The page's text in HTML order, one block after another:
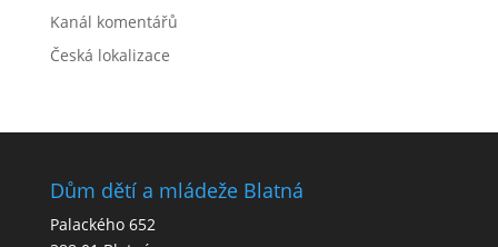
Kanál komentářů
Česká lokalizace
Dům dětí a mládeže Blatná
Palackého 652